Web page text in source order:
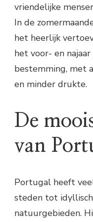
vriendelijke
In de
het heerlijk
het voor- en
bestemming, met
en minder drukte.
De
van
Portugal heeft
steden tot
natuurgebieden.